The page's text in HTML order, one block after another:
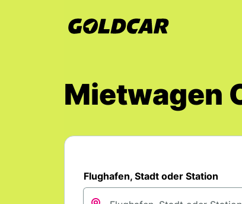
Mietwagen
Flughafen, Stadt oder Station